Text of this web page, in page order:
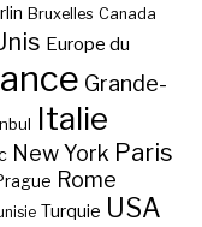
Bruxelles Canada
Europe du
Grande-
Italie
New York Paris
Rome
Turquie USA